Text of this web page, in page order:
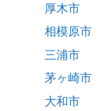
厚木市
相模原市
三浦市
茅ヶ崎市
大和市